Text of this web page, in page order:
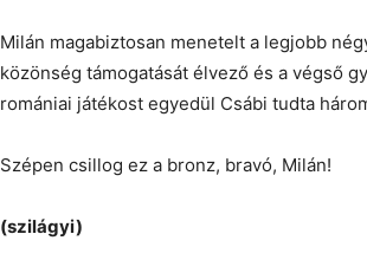
Milán magabiztosan menetelt a legjobb
közönség támogatását élvező és a végső
romániai játékost egyedül Csábi tudta
Szépen csillog ez a bronz, bravó, Milán!
(szilágyi)